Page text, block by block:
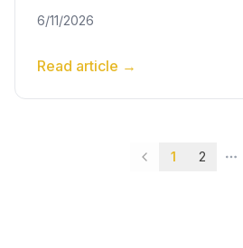
6/11/2026
Read article →
1 2